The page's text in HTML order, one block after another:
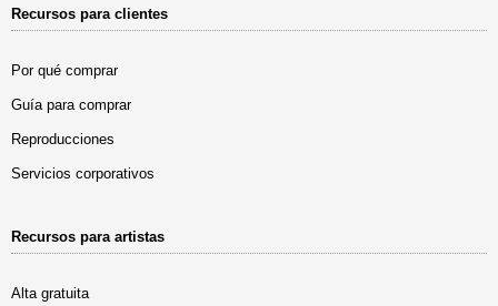
Recursos para clientes
Por qué comprar
Guía para comprar
Reproducciones
Servicios corporativos
Recursos para artistas
Alta gratuita